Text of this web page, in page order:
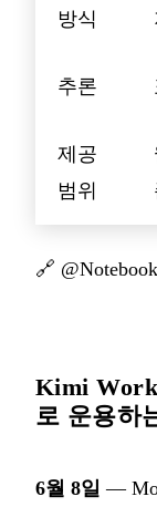
방식
추론
제공
범위
🔗
Kimi
로 운용하
6월 8일 —